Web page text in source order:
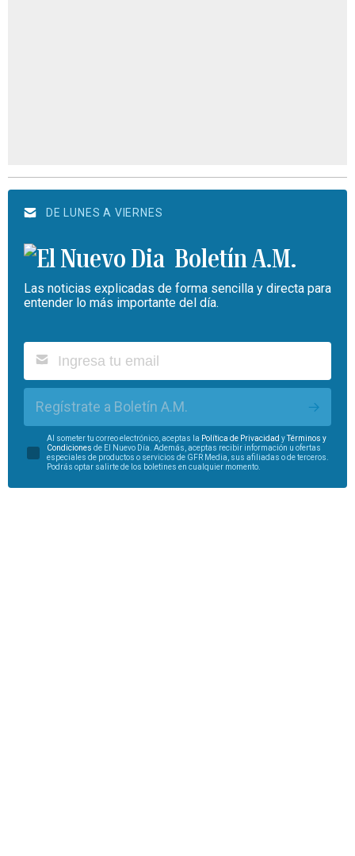
DE LUNES A VIERNES
Boletín A.M.
Las noticias explicadas de forma sencilla y directa para
entender lo más importante del día.
Regístrate a Boletín A.M.
Al someter tu correo electrónico, aceptas la Política de Privacidad yTérminos y
Condiciones de El Nuevo Día. Además, aceptas recibir información u ofertas
especiales de productos o servicios de GFR Media, sus afiliadas o de terceros.
Podrás optar salirte de los boletines en cualquier momento.